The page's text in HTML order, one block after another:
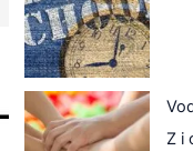
Z i